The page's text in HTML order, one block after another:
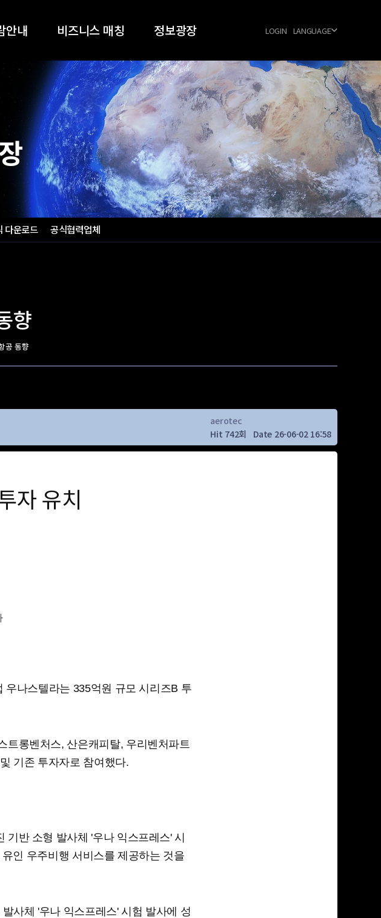
안내
사전등록
행사
치도
목록
는길
비즈니스 매칭
AEROTEC2024
AEROTEC2026
정보광장
공지사항
우주항공 동향
FAQ
양식 다운로드
공식협력업체
LOGIN LANGUAGE
다운로드 공식협력업체
공 동향
향
aerotec
Hit 742회
Date 26-06-02 16:58
자 유치
나스텔라는 335억원 규모 시리즈B 투
트롱벤처스, 산은캐피탈, 우리벤처파트
기존 투자자로 참여했다.
반 소형 발사체 '우나 익스프레스' 시
인 우주비행 서비스를 제공하는 것을
사체 '우나 익스프레스' 시험 발사에 성